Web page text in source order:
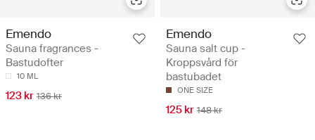
Emendo
Sauna fragrances -
Bastudofter
10 ML
123 kr 136 kr
Emendo
Sauna salt cup -
Kroppsvård för
bastubadet
ONE SIZE
125 kr 148 kr